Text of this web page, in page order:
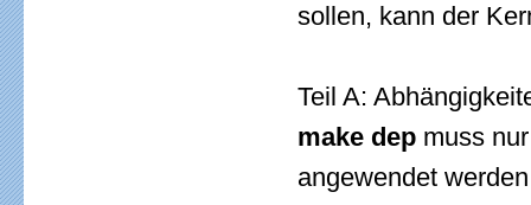
sollen, kann der
Teil A:
make dep muss
angewendet